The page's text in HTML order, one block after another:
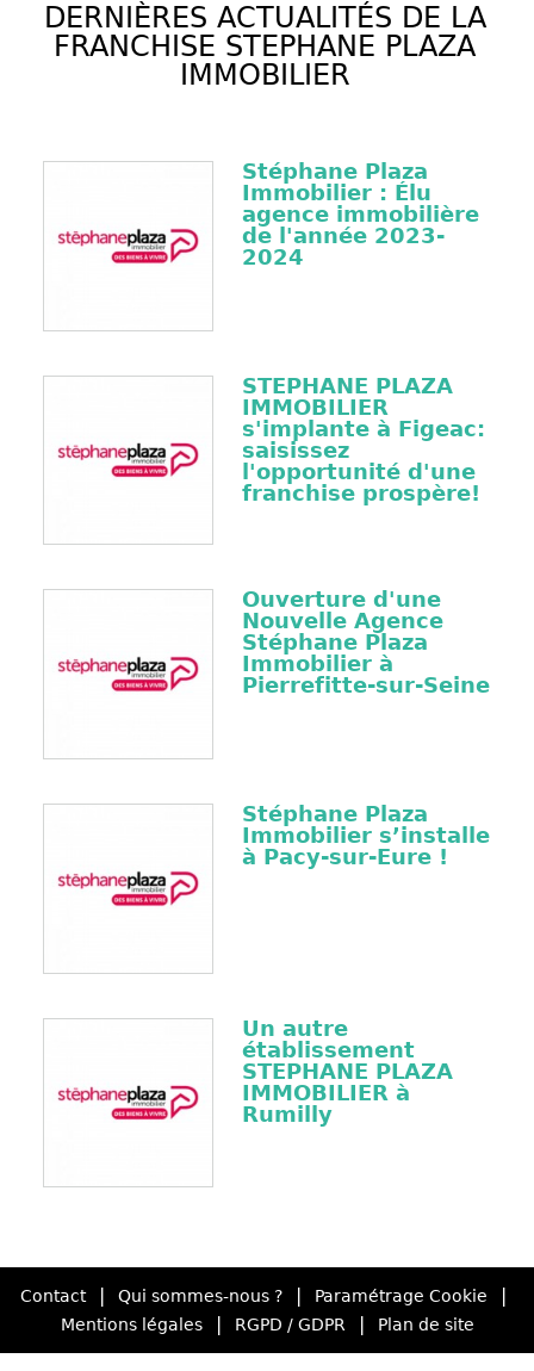
DERNIÈRES ACTUALITÉS DE LA
FRANCHISE STEPHANE PLAZA
IMMOBILIER
Stéphane Plaza
Immobilier : Élu
agence immobilière
de l'année 2023-
2024
STEPHANE PLAZA
IMMOBILIER
s'implante à Figeac:
saisissez
l'opportunité d'une
franchise prospère!
Ouverture d'une
Nouvelle Agence
Stéphane Plaza
Immobilier à
Pierrefitte-sur-Seine
Stéphane Plaza
Immobilier s’installe
à Pacy-sur-Eure !
Un autre
établissement
STEPHANE PLAZA
IMMOBILIER à
Rumilly
Contact Qui sommes-nous ? Paramétrage Cookie
Mentions légales RGPD / GDPR Plan de site